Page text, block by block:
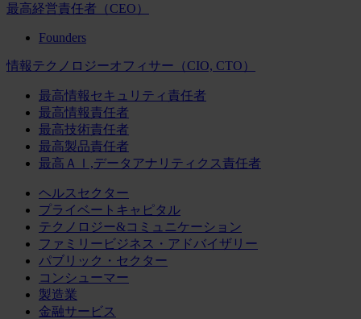
最高経営責任者（CEO）
Founders
情報テクノロジーオフィサー（CIO, CTO）
最高情報セキュリティ責任者
最高情報責任者
最高技術責任者
最高製品責任者
最高ＡＩ,データアナリティクス責任者
ヘルスセクター
プライベートキャピタル
テクノロジー&コミュニケーション
ファミリービジネス・アドバイザリー
パブリック・セクター
コンシューマー
製造業
金融サービス